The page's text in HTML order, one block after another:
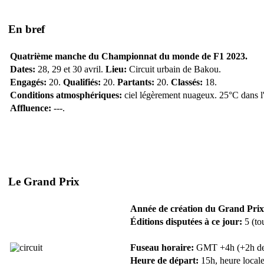
En bref
Quatrième manche du Championnat du monde de F1 2023.
Dates: 28, 29 et 30 avril. Lieu: Circuit urbain de Bakou.
Engagés: 20. Qualifiés: 20. Partants: 20. Classés: 18.
Conditions atmosphériques: ciel légèrement nuageux. 25°C
Affluence: ---.
Le Grand Prix
Année de création du Grand
Éditions disputées à ce jour: 5
Fuseau horaire: GMT +4h (+2h
Heure de départ: 15h, heure